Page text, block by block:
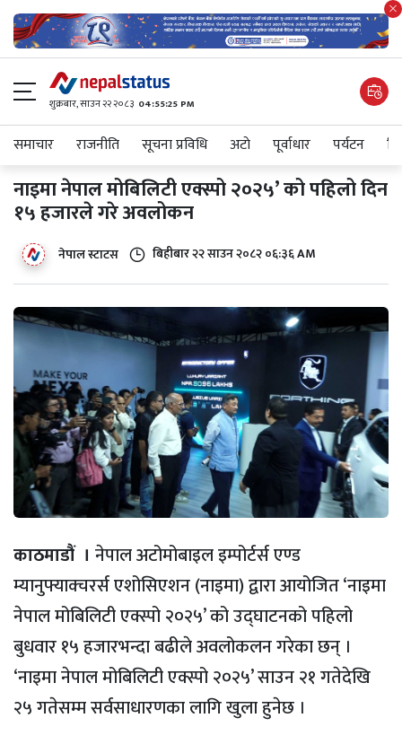
शुक्रबार​, साउन २२ २०८३ 04:55:26 PM
समाचार राजनीति सूचना प्रविधि अटाे पूर्वाधार पर्यटन
नाइमा नेपाल मोबिलिटी एक्स्पो २०२५’ को पहिलो दिन
१५ हजारले गरे अवलोकन
नेपाल स्टाटस बिहीबार २२ साउन २०८२ ०६:३६ AM
काठमाडौं । नेपाल अटोमोबाइल इम्पोर्टर्स एण्ड
म्यानुफ्याक्चरर्स एशोसिएशन (नाइमा) द्वारा आयोजित ‘नाइमा
नेपाल मोबिलिटी एक्स्पो २०२५’ को उद्घाटनको पहिलो
बुधवार १५ हजारभन्दा बढीले अवलोकलन गरेका छन् ।
‘नाइमा नेपाल मोबिलिटी एक्स्पो २०२५’ साउन २१ गतेदेखि
२५ गतेसम्म सर्वसाधारणका लागि खुला हुनेछ ।